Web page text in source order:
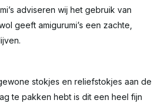
adviseren wij het gebruik van
geeft amigurumi’s een zachte,
stokjes en reliefstokjes aan de
te pakken hebt is dit een heel fijn